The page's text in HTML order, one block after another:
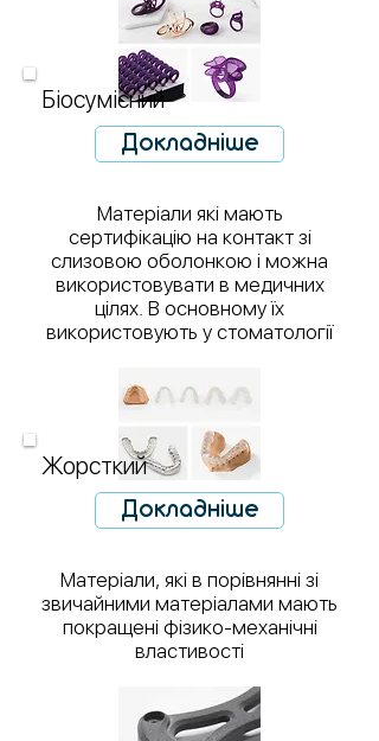
Біосумісний
Докладніше
Матеріали які мають
сертифікацію на контакт зі
слизовою оболонкою і можна
використовувати в медичних
цілях. В основному їх
використовують у стоматології
Жорсткий
Докладніше
Матеріали, які в порівнянні зі
звичайними матеріалами мають
покращені фізико-механічні
властивості